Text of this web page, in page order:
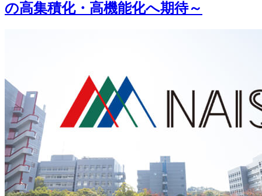
の高集積化・高機能化へ期待～